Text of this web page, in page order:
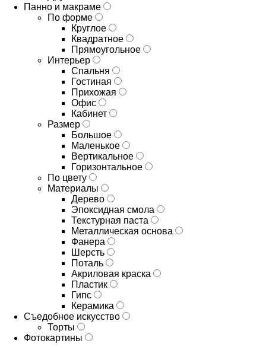
Панно и макраме
По форме
Круглое
Квадратное
Прямоугольное
Интерьер
Спальня
Гостиная
Прихожая
Офис
Кабинет
Размер
Большое
Маленькое
Вертикальное
Горизонтальное
По цвету
Материалы
Дерево
Эпоксидная смола
Текстурная паста
Металлическая основа
Фанера
Шерсть
Поталь
Акриловая краска
Пластик
Гипс
Керамика
Съедобное искусство
Торты
Фотокартины